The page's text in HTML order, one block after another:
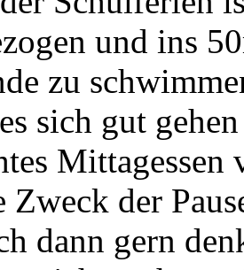
und ins
zu
sich gut
Mittagessen
Zweck der
dann gern